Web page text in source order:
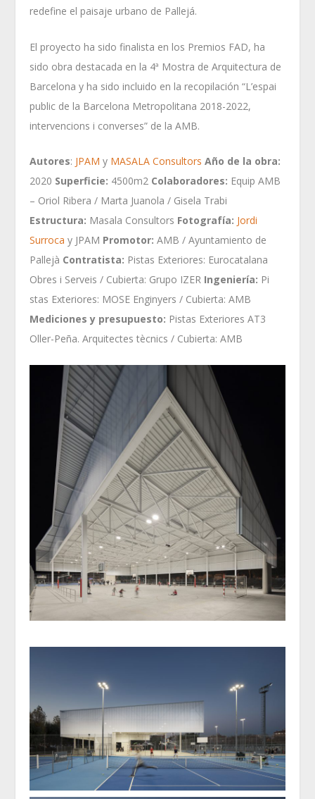
redefine el paisaje urbano de Pallejá.
El proyecto ha sido finalista en los Premios FAD, ha
sido obra destacada en la 4ª Mostra de Arquitectura de
Barcelona y ha sido incluido en la recopilación “L’espai
public de la Barcelona Metropolitana 2018-2022,
intervencions i converses” de la AMB.
Autores: JPAM y MASALA Consultors Año de la obra:
2020 Superficie: 4500m2 Colaboradores: Equip AMB
– Oriol Ribera / Marta Juanola / Gisela Trabi
Estructura: Masala Consultors Fotografía: Jordi
Surroca y JPAM Promotor: AMB / Ayuntamiento de
Pallejà Contratista: Pistas Exteriores: Eurocatalana
Obres i Serveis / Cubierta: Grupo IZER Ingeniería: Pi
stas Exteriores: MOSE Enginyers / Cubierta: AMB
Mediciones y presupuesto: Pistas Exteriores AT3
Oller-Peña. Arquitectes tècnics / Cubierta: AMB